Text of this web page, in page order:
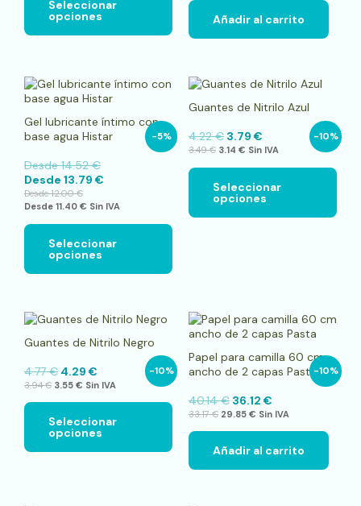
Seleccionar
opciones
página
Añadir al carrito
-5%
Gel lubricante íntimo con
base agua Histar
Desde14.52€
Desde 13.79 €
Desde12.00€
Desde 11.40 € Sin IVA
Seleccionar
opciones
Este
tiene
múltiples
variantes.
Las
opciones
elegir
en
de
-10%
Guantes de Nitrilo Azul
4.22€ 3.79 €
3.49€ 3.14 € Sin IVA
Seleccionar
opciones
-10%
Guantes de Nitrilo Negro
4.77€ 4.29 €
3.94€ 3.55 € Sin IVA
Seleccionar
opciones
Este
producto
múltiples
variantes.
opciones
pueden
elegir
-10%
Papel para camilla 60 cm
ancho de 2 capas Pasta
40.14€ 36.12 €
33.17€ 29.85 € Sin IVA
Añadir al carrito